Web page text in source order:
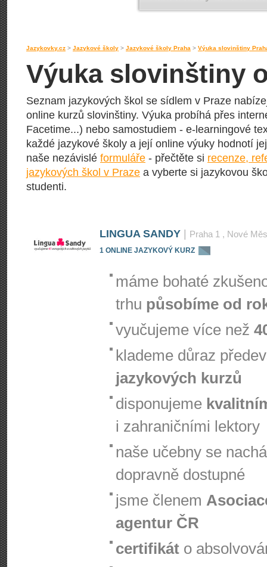
Jazykovky.cz > Jazykové školy > Jazykové školy Praha > Výuka slovinštiny
Výuka slovinštiny
Seznam jazykových škol se sídlem v Praze
online kurzů slovinštiny. Výuka probíhá přes
Facetime...) nebo samostudiem - e-learningové
každé jazykové školy a její online výuky hodnotí
naše nezávislé formuláře - přečtěte si recenze,
jazykových škol v Praze a vyberte si jazykovou
studenti.
LINGUA SANDY Praha 1 , Nové
1 ONLINE JAZYKOVÝ KURZ sl
máme bohaté
trhu působíme od
vyučujeme více než
klademe důraz
jazykových kurzů
disponujeme
i zahraničními lektory
naše učebny se
dopravně dostupné
jsme členem
agentur ČR
certifikát o